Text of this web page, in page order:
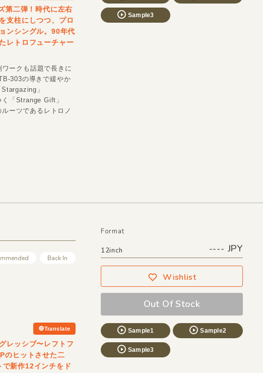
Sample3
第二弾！時代に左右
支柱にしつつ、プロ
ンシングル。90年代
レトロフューチャー
ークも話題で長きに
303の導きで緩やか
」
「Strange Gift」
ーツであるレトロノ
Back In
Translate
Format
12inch ---- JPY
Wishlist
Out Of Stock
Sample1 Sample2
Sample3
レッシブ〜レフトフ
のヒットさせた二
新作12インチをド